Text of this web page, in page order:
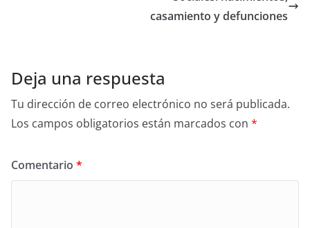
casamiento y defunciones
Deja una respuesta
Tu dirección de correo electrónico no será publicada.
Los campos obligatorios están marcados con *
Comentario *